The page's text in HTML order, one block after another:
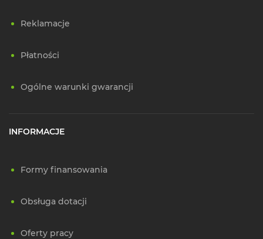
Reklamacje
Płatności
Ogólne warunki gwarancji
INFORMACJE
Formy finansowania
Obsługa dotacji
Oferty pracy